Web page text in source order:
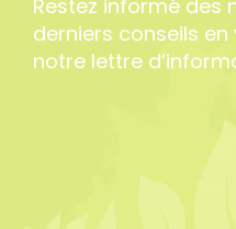
Restez informé des
derniers conseils
notre lettre